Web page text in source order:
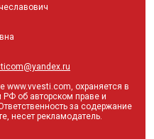
www.vvesti.com, охраняется в
РФ об авторском праве и
за содержание
несет рекламодатель.